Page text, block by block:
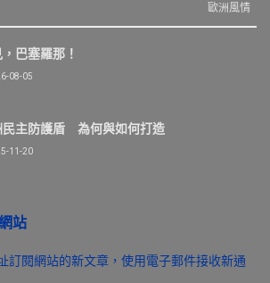
歐洲風情
巴塞羅那！
08-05
民主防護盾 為何與如何打造
11-20
站
訂閱網站的新文章，使用電子郵件接收新通